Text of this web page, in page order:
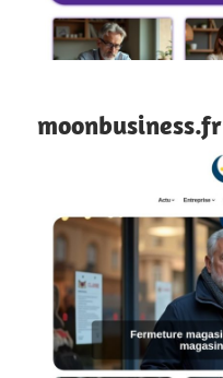
moonbusiness.fr